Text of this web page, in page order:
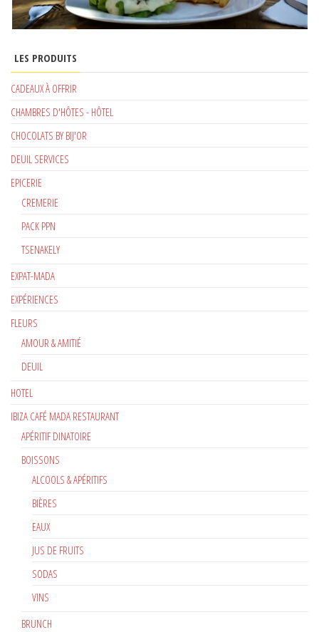
LES PRODUITS
CADEAUX À OFFRIR
CHAMBRES D'HÔTES - HÔTEL
CHOCOLATS BY BIJ'OR
DEUIL SERVICES
EPICERIE
CREMERIE
PACK PPN
TSENAKELY
EXPAT-MADA
EXPÉRIENCES
FLEURS
AMOUR & AMITIÉ
DEUIL
HOTEL
IBIZA CAFÉ MADA RESTAURANT
APÉRITIF DINATOIRE
BOISSONS
ALCOOLS & APÉRITIFS
BIÈRES
EAUX
JUS DE FRUITS
SODAS
VINS
BRUNCH